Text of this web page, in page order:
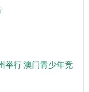
举行 澳门青少年竞